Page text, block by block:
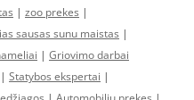
| zoo prekes |
sausas sunu maistas |
| Griovimo darbai
| Statybos ekspertai |